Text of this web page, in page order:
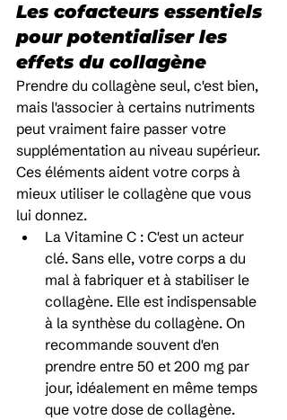
Les cofacteurs essentiels
pour potentialiser les
effets du collagène
Prendre du collagène seul, c'est bien,
mais l'associer à certains nutriments
peut vraiment faire passer votre
supplémentation au niveau supérieur.
Ces éléments aident votre corps à
mieux utiliser le collagène que vous
lui donnez.
La Vitamine C : C'est un acteur
clé. Sans elle, votre corps a du
mal à fabriquer et à stabiliser le
collagène. Elle est indispensable
à la synthèse du collagène. On
recommande souvent d'en
prendre entre 50 et 200 mg par
jour, idéalement en même temps
que votre dose de collagène.